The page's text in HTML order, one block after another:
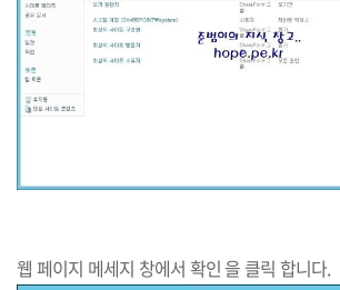
웹 페이지 메세지 창에서 확인 을 클릭 합니다.​